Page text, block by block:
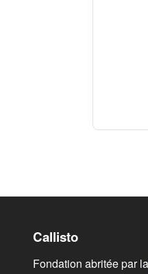
Callisto
Fondation abritée par la